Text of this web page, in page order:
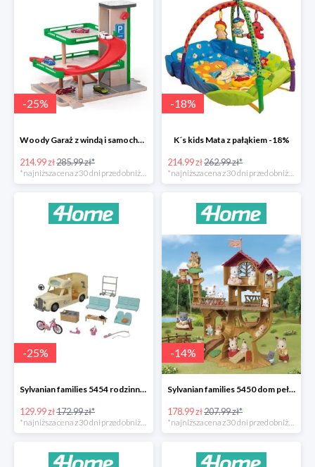
-25%
Woody Garaż z windą i samochodziki SIKU -25%
214.99 zł285.99 zł*
-18%
K´s kids Mata z pałąkiem -18%
214.99 zł262.99 zł*
-25%
Sylvanian families 5454 rodzinny kamper -25%
129.99 zł172.99 zł*
*najniższa cena z 30 dni przed obniżką
-14%
Sylvanian families 5450 dom pełen przygód na drzewie -14%
178.99 zł207.99 zł*
*najniższa cena z 30 dni przed obniżką